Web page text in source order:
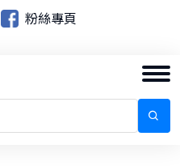
粉絲專頁